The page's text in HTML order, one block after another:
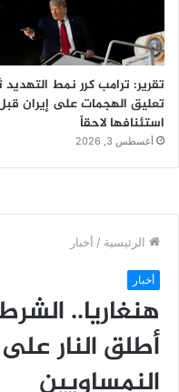
تقرير: ترامب كرر نمط التهديد
تعليق الهجمات على إيران
استئنافها لاحقاً
أغسطس 3, 2026